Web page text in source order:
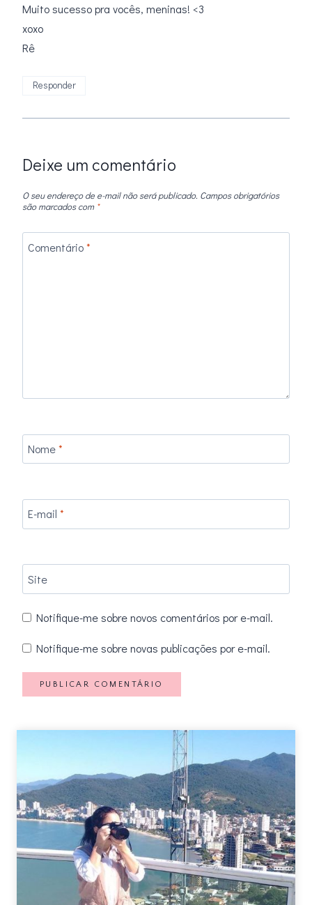
Muito sucesso pra vocês, meninas! <3
xoxo
Rê
Responder
Deixe um comentário
O seu endereço de e-mail não será publicado. Campos obrigatórios
são marcados com *
Comentário*
Nome*
E-mail *
Site
Notifique-me sobre novos comentários por e-mail.
Notifique-me sobre novas publicações por e-mail.